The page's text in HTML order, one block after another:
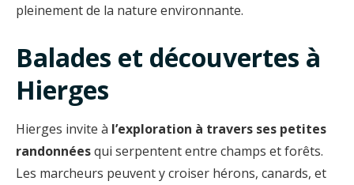
pleinement de la nature environnante.
Balades et découvertes à
Hierges
Hierges invite à l’exploration à travers ses petites
randonnéesqui serpentent entre champs et forêts.
Les marcheurs peuvent y croiser hérons, canards, et